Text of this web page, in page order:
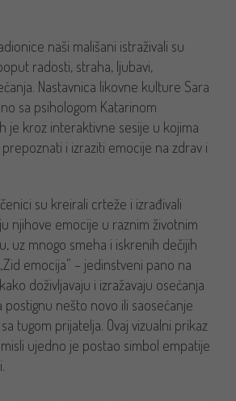
naši mališani istraživali su
radosti, straha, ljubavi,
Nastavnica likovne kulture Sara
sa psihologom Katarinom
je kroz interaktivne sesije u kojima
i izraziti emocije na zdrav i
su kreirali crteže i izrađivali
njihove emocije u raznim životnim
uz mnogo smeha i iskrenih dečijih
emocija” – jedinstveni pano na
doživljavaju i izražavaju osećanja
nešto novo ili saosećanje
tugom prijatelja. Ovaj vizualni prikaz
ujedno je postao simbol empatije